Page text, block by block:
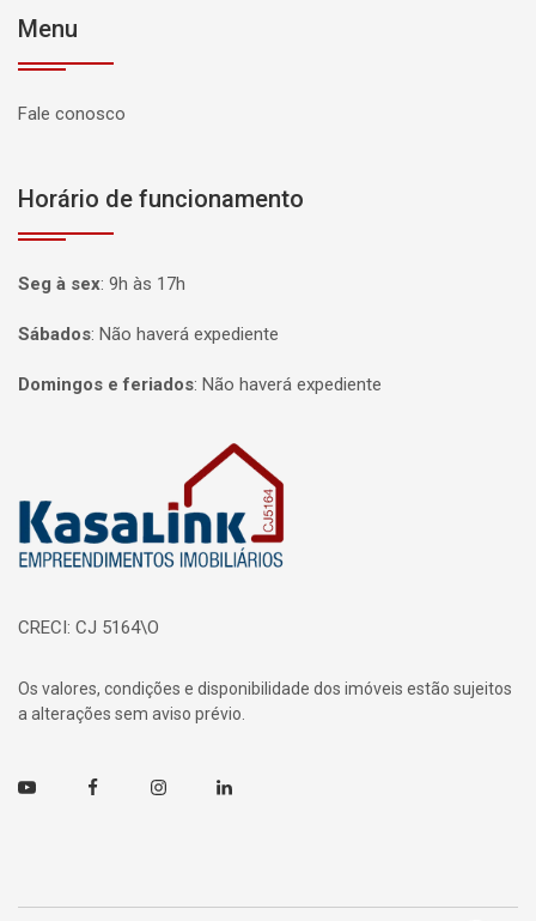
Menu
Fale conosco
Horário de funcionamento
Seg à sex: 9h às 17h
Sábados: Não haverá expediente
Domingos e feriados: Não haverá expediente
CRECI: CJ 5164\O
Os valores, condições e disponibilidade dos imóveis estão sujeitos
a alterações sem aviso prévio.
Youtube FacebookInstagramLinkedin